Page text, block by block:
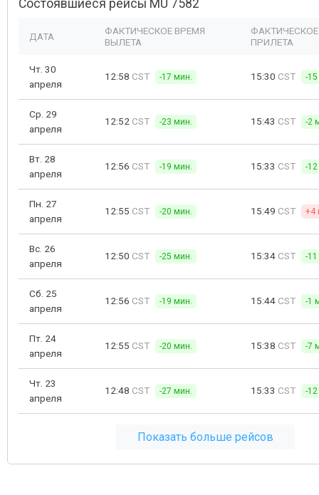
Состоявшиеся рейсы MU 7582
ДАТА
ФАКТИЧЕСКОЕ ВРЕМЯ
ВЫЛЕТА
ПРИЛЕТА
Чт. 30
апреля
12:58 CST -17 мин. 15:30 CST -
Ср. 29
апреля
12:52 CST -23 мин. 15:43 CST -2
Вт. 28
апреля
12:56 CST -19 мин. 15:33 CST -
Пн. 27
апреля
12:55 CST -20 мин. 15:49 CST +4
Вс. 26
апреля
12:50 CST -25 мин. 15:34 CST -
Сб. 25
апреля
12:56 CST -19 мин. 15:44 CST -1
Пт. 24
апреля
12:55 CST -20 мин. 15:38 CST -7
Чт. 23
апреля
12:48 CST -27 мин. 15:33 CST -
Показать больше рейсов